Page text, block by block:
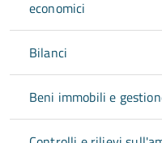
economici
Bilanci
Beni immobili e